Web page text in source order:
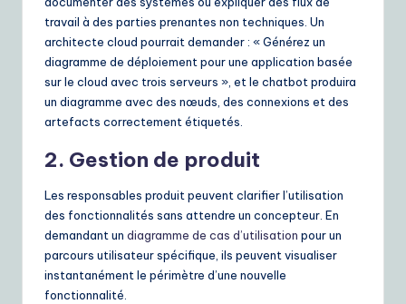
travail à des parties prenantes non techniques. Un
architecte cloud pourrait demander : « Générez un
diagramme de déploiement pour une application basée
sur le cloud avec trois serveurs », et le chatbot produira
un diagramme avec des nœuds, des connexions et des
artefacts correctement étiquetés.
2. Gestion de produit
Les responsables produit peuvent clarifier l’utilisation
des fonctionnalités sans attendre un concepteur. En
demandant un diagramme de cas d’utilisation pour un
parcours utilisateur spécifique, ils peuvent visualiser
instantanément le périmètre d’une nouvelle
fonctionnalité.